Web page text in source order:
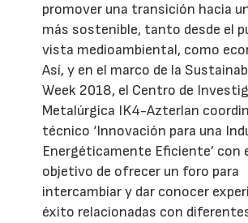
promover una transición hacia
más sostenible, tanto desde el
vista medioambiental, como
Así, y en el marco de la
Week 2018, el Centro de
Metalúrgica IK4-Azterlan
técnico ‘Innovación para una
Energéticamente Eficiente’ con
objetivo de ofrecer un foro para
intercambiar y dar conocer
éxito relacionadas con